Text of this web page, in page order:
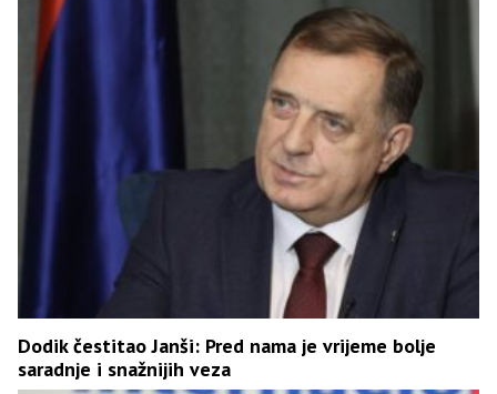
Dodik čestitao Janši: Pred nama je vrijeme bolje
saradnje i snažnijih veza